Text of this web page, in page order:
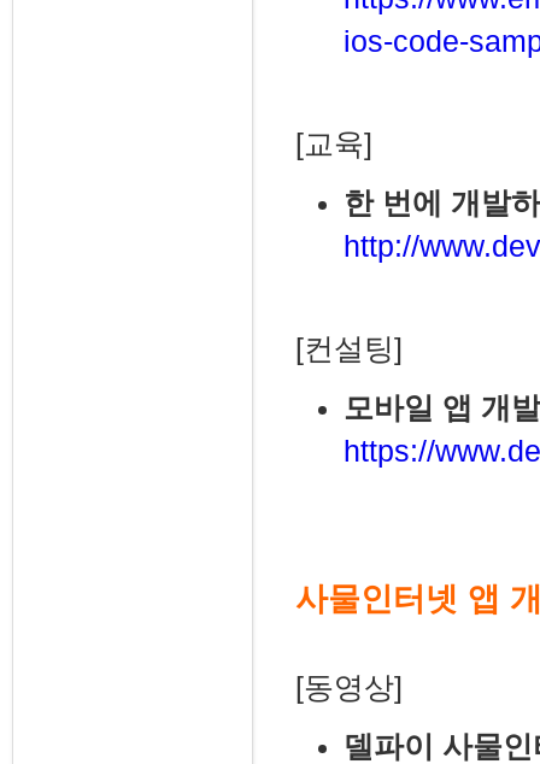
ios-code-
[교육]
한 번에 개발
http://
[컨설팅]
모바일 앱 개
https://
사물인터넷 앱
[동영상]
델파이 사물